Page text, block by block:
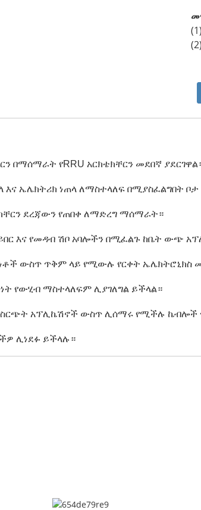
በማሰማራት የRRU አርክቴክቸርን መደበኛ
እና ኤሌክትሪክ ነጠላ ለማስተላለፍ በሚያስፈልግበት
ደረጃውን የጠበቀ ለማድረግ ማሰማራት።
እና የመዳብ ሽቦ አባሎችን በሚፈልጉ ከቤት ውጭ
ውስጥ ጥቅም ላይ የሚውሉ የርቀት ኤሌክትሮኒክስ
የውሂብ ማስተላለፍም ሊያገለግል ይችላል።
የስርጭት አፕሊኬሽኖች ውስጥ ሊሰማሩ የሚችሉ
ሊነደፉ ይችላሉ።